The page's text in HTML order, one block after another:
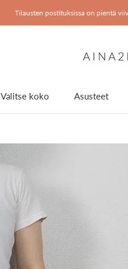
Tilausten postituksissa on pientä
Valitse koko Asusteet